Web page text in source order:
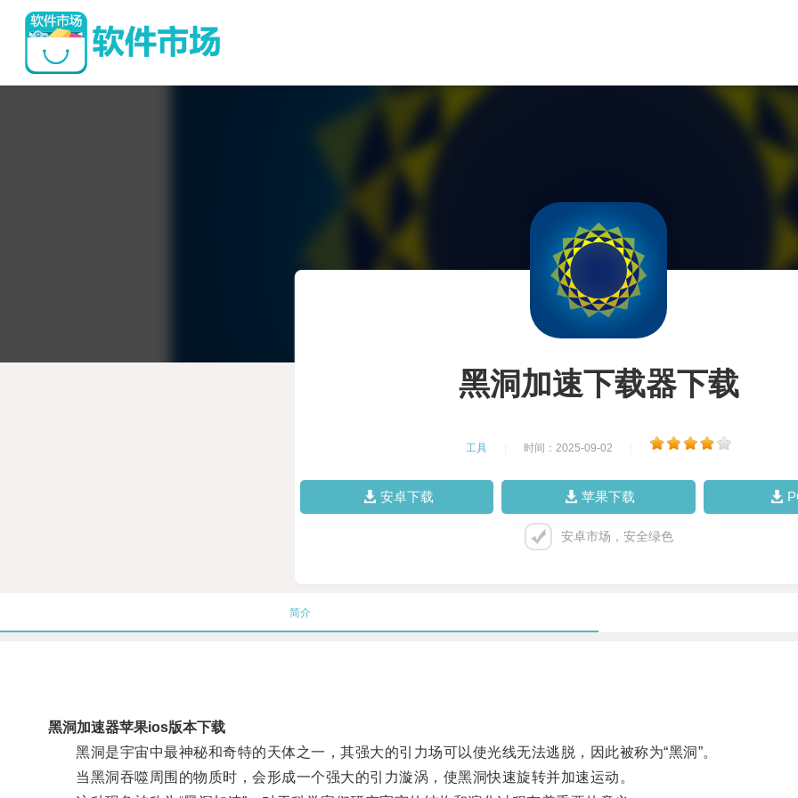
黑洞加速下载器下载
工具 时间：2025-09-02
安卓下载 苹果下载
安卓市场，安全绿色
简介
黑洞加速器苹果ios版本下载
黑洞是宇宙中最神秘和奇特的天体之一，其强大的引力场可以使光线无法逃脱，因此被称为“黑洞”。
当黑洞吞噬周围的物质时，会形成一个强大的引力漩涡，使黑洞快速旋转并加速运动。